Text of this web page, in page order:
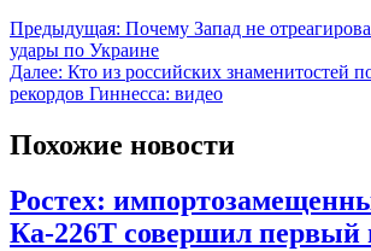
Предыдущая: Почему Запад не
удары по Украине
Далее: Кто из российских знаменитостей
рекордов Гиннесса: видео
Похожие новости
Ростех:
Ка-226Т совершил первый